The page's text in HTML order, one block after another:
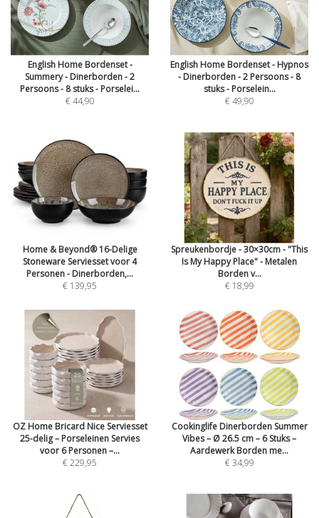
English Home Bordenset -
Summery - Dinerborden - 2
Persoons - 8 stuks - Porselei...
€ 44,90
English Home Bordenset - Hypnos
- Dinerborden - 2 Persoons - 8
stuks - Porselein...
€ 49,90
Home & Beyond® 16-Delige
Stoneware Serviesset voor 4
Personen - Dinerborden,...
€ 139,95
Spreukenbordje - 30×30cm - "This
Is My Happy Place" - Metalen
Borden v...
€ 18,99
OZ Home Bricard Nice Serviesset
25-delig – Porseleinen Servies
voor 6 Personen –...
€ 229,95
Cookinglife Dinerborden Summer
Vibes – Ø 26.5 cm – 6 Stuks –
Aardewerk Borden me...
€ 34,99